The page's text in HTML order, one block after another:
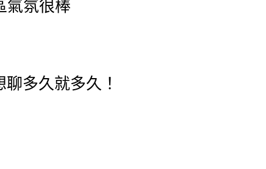
氣氛很棒
多久就多久！